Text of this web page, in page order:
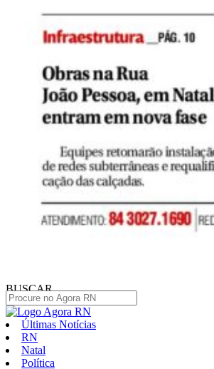
BUSCAR
Últimas Notícias
RN
Natal
Política